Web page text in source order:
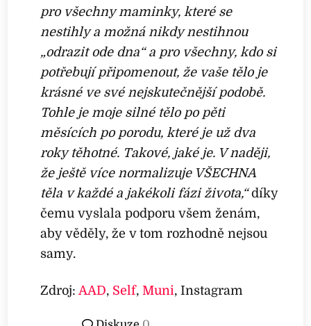
pro všechny maminky, které se
nestihly a možná nikdy nestihnou
„odrazit ode dna“ a pro všechny, kdo si
potřebují připomenout, že vaše tělo je
krásné ve své nejskutečnější podobě.
Tohle je moje silné tělo po pěti
měsících po porodu, které je už dva
roky těhotné. Takové, jaké je. V naději,
že ještě více normalizuje VŠECHNA
těla v každé a jakékoli fázi života,“díky
čemu vyslala podporu všem ženám,
aby věděly, že v tom rozhodně nejsou
samy.
Zdroj: AAD, Self,Muni, Instagram